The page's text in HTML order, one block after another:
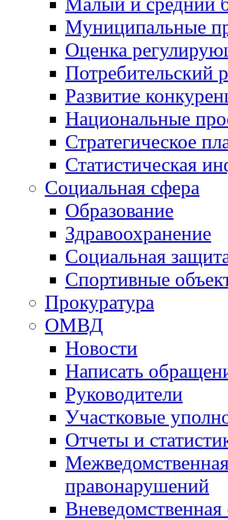
Муниципальные
Оценка
Потребительский
Развитие
Национальные
Стратегическое
Статистическая
Социальная сфера
Образование
Здравоохранение
Социальная
Спортивные
Прокуратура
ОМВД
Новости
Написать
Руководители
Участковые
Отчеты и
правонарушений
Вневедомственная